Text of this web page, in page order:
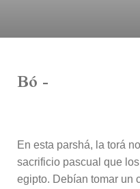
Bó -
En esta parshá, la torá
sacrificio pascual que
egipto. Debían tomar un